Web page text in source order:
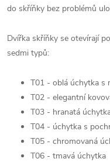
do skříňky bez problémů
Dvířka skříňky se otevírají
sedmi typů:
T01 - oblá úchytka s
T02 - elegantní
T03 - hranatá
T04 - úchytka s
T05 - chromovaná
T06 - tmavá úchytka